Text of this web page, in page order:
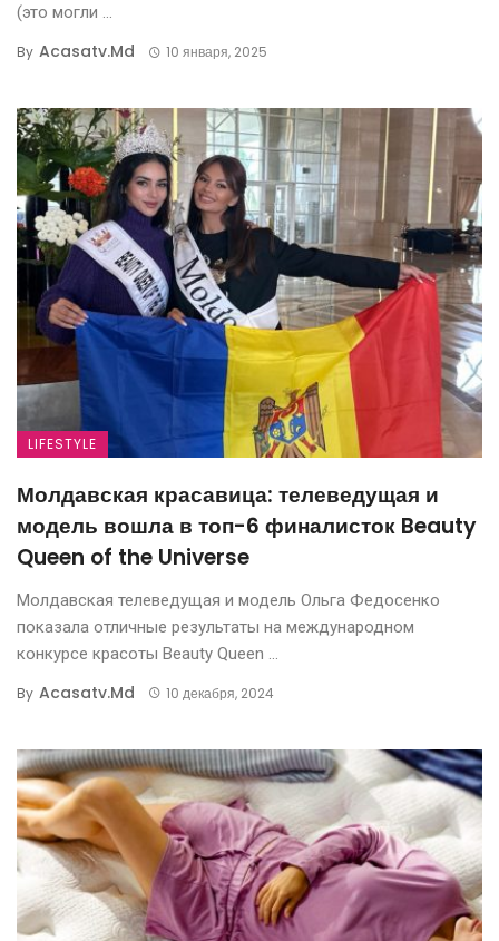
(это могли ...
By Acasatv.md 10 января, 2025
LIFESTYLE
Молдавская красавица: телеведущая и
модель вошла в топ-6 финалисток Beauty
Queen of the Universe
Молдавская телеведущая и модель Ольга Федосенко
показала отличные результаты на международном
конкурсе красоты Beauty Queen ...
By Acasatv.md 10 декабря, 2024